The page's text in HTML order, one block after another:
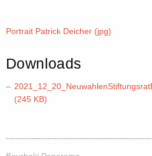
Portrait Patrick Deicher (jpg)
Downloads
(245 KB)